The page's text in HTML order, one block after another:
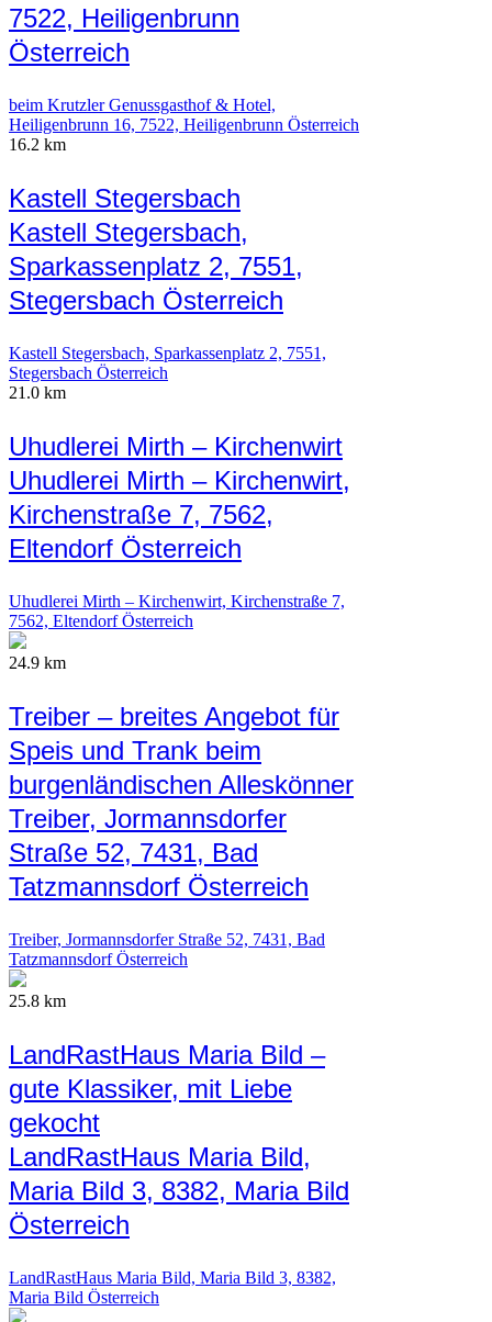
7522, Heiligenbrunn
Österreich
beim Krutzler Genussgasthof & Hotel,
Heiligenbrunn 16, 7522, Heiligenbrunn Österreich
16.2 km
Kastell Stegersbach
Kastell Stegersbach,
Sparkassenplatz 2, 7551,
Stegersbach Österreich
Kastell Stegersbach, Sparkassenplatz 2, 7551,
Stegersbach Österreich
21.0 km
Uhudlerei Mirth – Kirchenwirt
Uhudlerei Mirth – Kirchenwirt,
Kirchenstraße 7, 7562,
Eltendorf Österreich
Uhudlerei Mirth – Kirchenwirt, Kirchenstraße 7,
7562, Eltendorf Österreich
24.9 km
Treiber – breites Angebot für
Speis und Trank beim
burgenländischen Alleskönner
Treiber, Jormannsdorfer
Straße 52, 7431, Bad
Tatzmannsdorf Österreich
Treiber, Jormannsdorfer Straße 52, 7431, Bad
Tatzmannsdorf Österreich
25.8 km
LandRastHaus Maria Bild –
gute Klassiker, mit Liebe
gekocht
LandRastHaus Maria Bild,
Maria Bild 3, 8382, Maria Bild
Österreich
LandRastHaus Maria Bild, Maria Bild 3, 8382,
Maria Bild Österreich